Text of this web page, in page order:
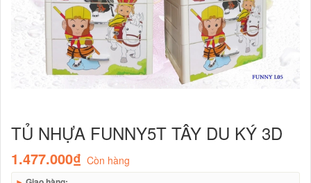
TỦ NHỰA FUNNY5T TÂY DU KÝ 3D
1.477.000₫ Còn hàng